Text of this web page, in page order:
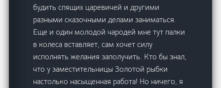
будить спящих царевичей и другими
разными сказочными делами заниматься.
Еще и один молодой чародей мне тут палки
в колеса вставляет, сам хочет силу
исполнять желания заполучить. Кто бы знал,
что у заместительницы Золотой рыбки
настолько насыщенная работа! Но ничего, я